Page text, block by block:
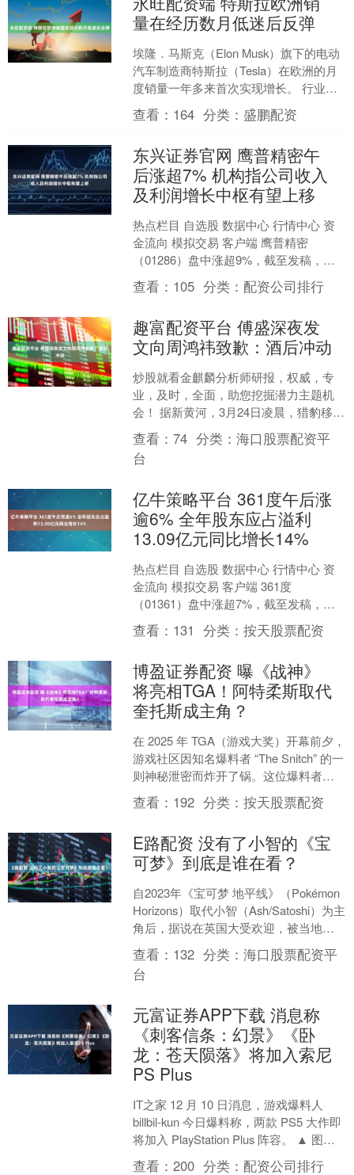
量在经历数月低迷后反弹
埃隆．马斯克（Elon Musk）旗下的电动
汽车制造商特斯拉（Tesla）在欧洲的月
度销量一年多来首次实现增长。 行业组
织欧洲汽车制造商协会（ACEA）的数据
显....
查看： 164 分类： 盛鹏配资
东兴证券官网 鹰普精密午
后涨超7% 机构指公司收入
及利润增长中枢有望上移
热点栏目 自选股 数据中心 行情中心 资
金流向 模拟交易 客户端 鹰普精密
（01286）盘中涨超9%，截至发稿，股
价上涨7.14%，现报8.10港元，成交额
24....
查看： 105 分类：配资公司排行
趣富配资平台 傅盛深夜发
文向周鸿祎致歉：酒后冲动
炒股就看金麒麟分析师研报，权威，专
业，及时，全面，助您挖掘潜力主题机
会！ 据新黄河，3月24日凌晨，猎豹移动
董事长傅盛在朋友圈发长文，回应数日
前其在公开群内指责....
查看：74 分类：海口股票配资平
台
亿牛策略平台 361度午后涨
逾6% 全年股东应占溢利
13.09亿元同比增长14%
热点栏目 自选股 数据中心 行情中心 资
金流向 模拟交易 客户端 361度
（01361）盘中涨超7%，截至发稿，股
价上涨5.70%，现报5.56港元，成交额
34....
查看： 131 分类：按天股票配资
博盈证券配资 曝《战神》
将亮相TGA！阿特柔斯取代
奎托斯成主角？
在 2025 年 TGA（游戏大奖）开幕前夕，
游戏社区因知名爆料者 “The Snitch” 的一
则神秘泄密而炸开了锅。这位爆料者此
前曾精准预言过多项重磅游戏公....
查看： 192 分类：按天股票配资
E路配资 没有了小智的《宝
可梦》到底是谁在看？
自2023年《宝可梦 地平线》（Pokémon
Horizons）取代小智（Ash/Satoshi）为主
角后，据说在英国大受欢迎，被当地的
电视台 BBC 购买版....
查看： 132 分类：海口股票配资平
台
元富证券APP下载 消息称
《刺客信条：幻景》《卧
龙：苍天陨落》将加入索尼
PS Plus
IT之家 12 月 10 日消息，游戏爆料人
billbil-kun 今日爆料称，两款 PS5 大作即
将加入 PlayStation Plus 阵容。 ▲ 图
源....
查看：200 分类：配资公司排行